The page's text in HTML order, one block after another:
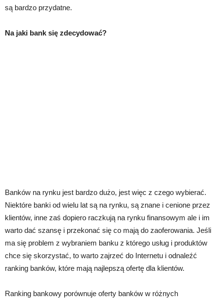
są bardzo przydatne.
Na jaki bank się zdecydować?
Banków na rynku jest bardzo dużo, jest więc z czego wybierać.
Niektóre banki od wielu lat są na rynku, są znane i cenione przez
klientów, inne zaś dopiero raczkują na rynku finansowym ale i im
warto dać szansę i przekonać się co mają do zaoferowania. Jeśli
ma się problem z wybraniem banku z którego usług i produktów
chce się skorzystać, to warto zajrzeć do Internetu i odnaleźć
ranking banków, które mają najlepszą ofertę dla klientów.
Ranking bankowy porównuje oferty banków w różnych